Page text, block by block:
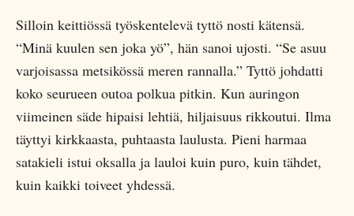
Silloin keittiössä työskentelevä tyttö nosti kätensä.
“Minä kuulen sen joka yö”, hän sanoi ujosti. “Se asuu
varjoisassa metsikössä meren rannalla.” Tyttö johdatti
koko seurueen outoa polkua pitkin. Kun auringon
viimeinen säde hipaisi lehtiä, hiljaisuus rikkoutui. Ilma
täyttyi kirkkaasta, puhtaasta laulusta. Pieni harmaa
satakieli istui oksalla ja lauloi kuin puro, kuin tähdet,
kuin kaikki toiveet yhdessä.